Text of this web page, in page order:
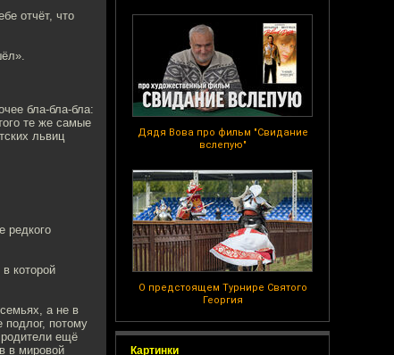
Дядя Вова про фильм "Свидание
вслепую"
О предстоящем Турнире Святого
Георгия
Картинки
отчёт, что
бла-бла-бла:
те же самые
львиц
редкого
которой
а не в
потому
родители ещё
в мировой